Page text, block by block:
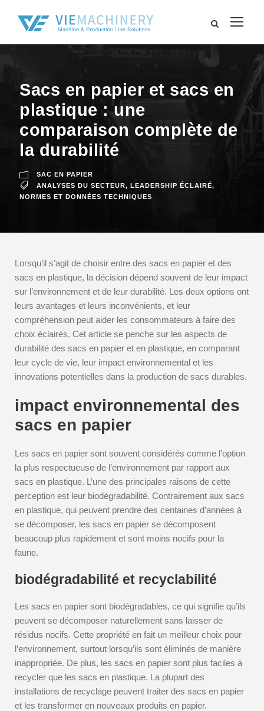
Sacs en papier et sacs en
plastique : une
comparaison complète de
la durabilité
SAC EN PAPIER
ANALYSES DU SECTEUR, LEADERSHIP ÉCLAIRÉ,
NORMES ET DONNÉES TECHNIQUES
Lorsqu’il s’agit de choisir entre des sacs en papier et des
sacs en plastique, la décision dépend souvent de leur impact
sur l’environnement et de leur durabilité. Les deux options ont
leurs avantages et leurs inconvénients, et leur
compréhension peut aider les consommateurs à faire des
choix éclairés. Cet article se penche sur les aspects de
durabilité des sacs en papier et en plastique, en comparant
leur cycle de vie, leur impact environnemental et les
innovations potentielles dans la production de sacs durables.
impact environnemental des
sacs en papier
Les sacs en papier sont souvent considérés comme l’option
la plus respectueuse de l’environnement par rapport aux
sacs en plastique. L’une des principales raisons de cette
perception est leur biodégradabilité. Contrairement aux sacs
en plastique, qui peuvent prendre des centaines d’années à
se décomposer, les sacs en papier se décomposent
beaucoup plus rapidement et sont moins nocifs pour la
faune.
biodégradabilité et recyclabilité
Les sacs en papier sont biodégradables, ce qui signifie qu’ils
peuvent se décomposer naturellement sans laisser de
résidus nocifs. Cette propriété en fait un meilleur choix pour
l’environnement, surtout lorsqu’ils sont éliminés de manière
inappropriée. De plus, les sacs en papier sont plus faciles à
recycler que les sacs en plastique. La plupart des
installations de recyclage peuvent traiter des sacs en papier
et les transformer en nouveaux produits en papier.